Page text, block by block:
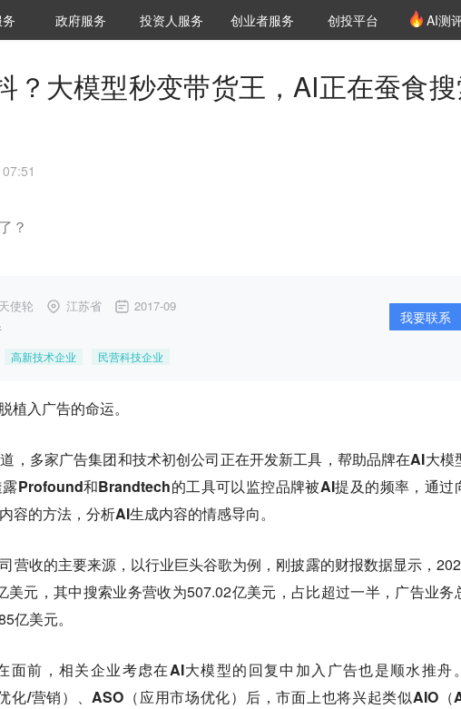
院
城市之窗
政府服务 VClub投资机构库
投资机构职位推介
投资人服务 创投氪堂
创业者服务 创投平台 AI测
？大模型秒变带货王，AI正在蚕食
？
天使轮 江苏省 2017-09
高新技术企业 民营科技企业
我要联系
植入广告的命运。
， 多家广告集团和技术初创公司正在开发新工具，帮助品牌在AI大模
Profound和Brandtech的工具可以监控品牌被AI提及的频率，通过
容的方法，分析AI生成内容的情感导向。
营收的主要来源，以行业巨头谷歌为例，刚披露的财报数据显示，
美元，其中搜索业务营收为507.02亿美元，占比超过一半，广告业务
亿美元。
面前，相关企业考虑在AI大模型的回复中加入广告也是顺水推舟
化/营销）、ASO（应用市场优化）后，市面上也将兴起类似AIO（